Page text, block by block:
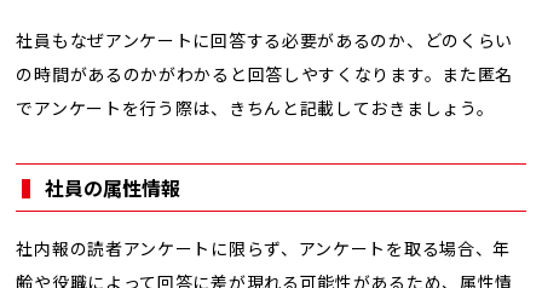
社員もなぜアンケートに回答する必要があるのか、どのくらい
の時間があるのかがわかると回答しやすくなります。また匿名
でアンケートを行う際は、きちんと記載しておきましょう。
社員の属性情報
社内報の読者アンケートに限らず、アンケートを取る場合、年
齢や役職によって回答に差が現れる可能性があるため、属性情